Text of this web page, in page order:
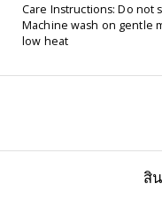
Care Instructions: Do not
Machine wash on gentle
low heat
สิ